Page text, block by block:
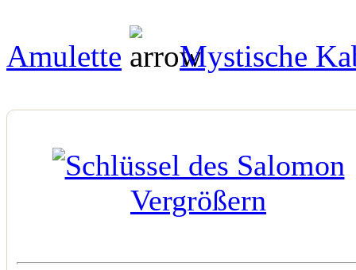
Amulette Mystische
Vergrößern